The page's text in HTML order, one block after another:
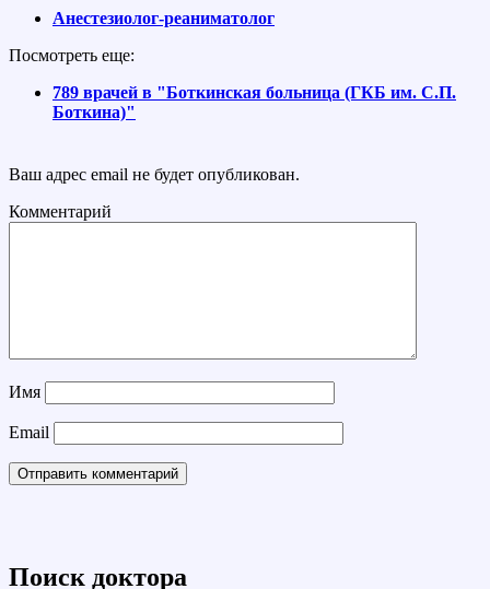
Анестезиолог-реаниматолог
Посмотреть еще:
789 врачей в "Боткинская больница (ГКБ им. С.П.
Боткина)"
Ваш адрес email не будет опубликован.
Комментарий
Имя
Email
Поиск доктора